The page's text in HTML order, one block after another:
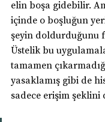
elin boşa gidebilir.
içinde o boşluğun
şeyin doldurduğunu
Üstelik bu
tamamen
yasaklamış gibi de
sadece erişim şeklini